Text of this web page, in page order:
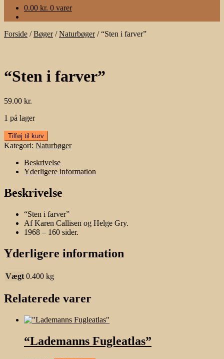
0.00 kr. 0 varer
Forside /Bøger/Naturbøger/“Sten i farver”
“Sten i farver”
59.00 kr.
1 på lager
"Sten
i
farver"
antal
Tilføj til kurv
Kategori: Naturbøger
Beskrivelse
Yderligere information
Beskrivelse
“Sten i farver”
Af Karen Callisen og Helge Gry.
1968 – 160 sider.
Yderligere information
Vægt 0.400 kg
Relaterede varer
“Lademanns Fugleatlas”